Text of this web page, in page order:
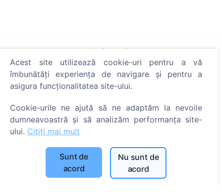
Informații
Despre CEMETY
Întrebări frecvente
Listă a comunelor și a utilizatorilor
Politica de confidențialitate
Politica de plăți
Setări cookie-uri
Acest site utilizează cookie-uri pentru a vă
îmbunătăți experiența de navigare și pentru a
asigura funcționalitatea site-ului.
Cookie-urile ne ajută să ne adaptăm la nevoile
dumneavoastră și să analizăm performanța site-
ului. Citiți mai mult
Sunt de
acord
Nu sunt de
acord